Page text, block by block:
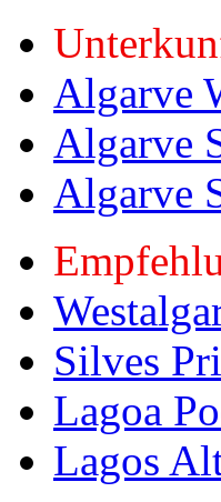
Algarve
Algarve
Algarve
Silves
Lagoa
Lagos